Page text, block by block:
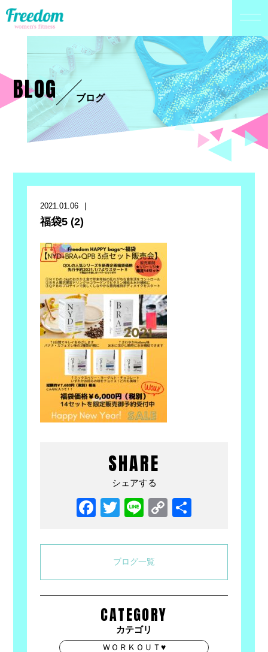
BLOG ブログ
2021.01.06
福袋5 (2)
SHARE
シェアする
Facebook
Twitter
LineCopy
ブログ一覧
CATEGORY
カテゴリ
ＷＯＲＫＯＵＴ♥